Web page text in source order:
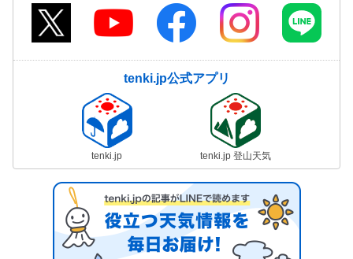
tenki.jp公式アプリ
tenki.jp tenki.jp 登山天気